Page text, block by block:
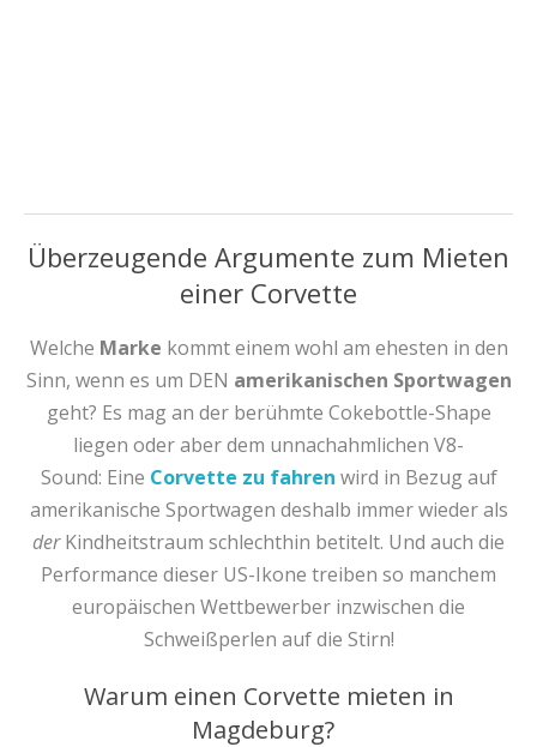
Überzeugende Argumente zum Mieten
einer Corvette
Welche Marke kommt einem wohl am ehesten in den
Sinn, wenn es um DEN amerikanischen Sportwagen
geht? Es mag an der berühmte Cokebottle-Shape
liegen oder aber dem unnachahmlichen V8-
Sound: Eine Corvette zu fahren wird in Bezug auf
amerikanische Sportwagen deshalb immer wieder als
derKindheitstraum schlechthin betitelt. Und auch die
Performance dieser US-Ikone treiben so manchem
europäischen Wettbewerber inzwischen die
Schweißperlen auf die Stirn!
Warum einen Corvette mieten in
Magdeburg?